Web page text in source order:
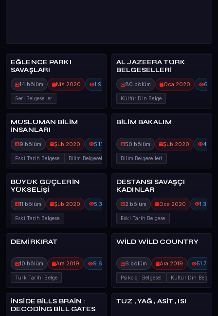
DİĞER BELGES
EĞLENCE PARKI
SAVAŞLARI
14 bölüm Nis 2020 1.9B
Seri Belgeseller
DİĞER BELGES
AL JAZEERA TÜRK
BELGESELLERİ
80 bölüm Oca 2020 6.4B
Kültür Din Belge
DİĞER BELGES
MÜSLÜMAN BİLİM
İNSANLARI
9 bölüm Şub 2020 5.1B
Eski Tarih Belgese Bilim Belgeselleri
DİĞER BELGES
BİLİM BAKALIM
50 bölüm Şub 2020 4.4B
Bilim Belgeselleri
DİĞER BELGES
BÜYÜK GÜÇLERİN
YÜKSELİŞİ
11 bölüm Şub 2020 5.3B
Eski Tarih Belgese
DİĞER BELGES
DESTANSI SAVAŞÇI
KADINLAR
2 bölüm Oca 2020 1.3B
Eski Tarih Belgese
DİĞER BELGES
DEMİRKIRAT
10 bölüm Ara 2019 9.6B
Türk Tarihi Belge
DİĞER BELGES 100%
WİLD WİLD COUNTRY
6 bölüm Ara 2019 51.7B
Psikoloji Belgesel Kültür Din Belge
DİĞER BELGES
İNSİDE BİLLS BRAİN :
DECODİNG BİLL GATES
DİĞER BELGES
TUZ , YAĞ , ASİT , ISI